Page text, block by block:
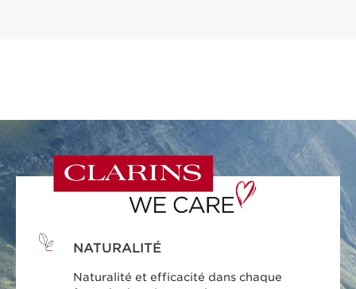
NATURALITÉ
Naturalité et efficacité dans chaque